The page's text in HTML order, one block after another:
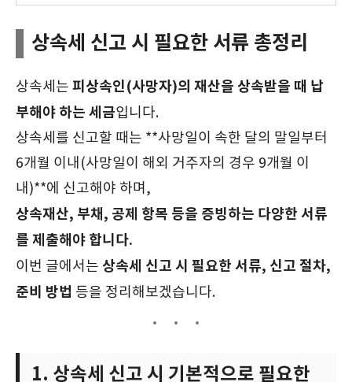
상속세 신고 시 필요한 서류 총정리
상속세는 피상속인(사망자)의 재산을 상속받을 때 납
부해야 하는 세금입니다.
상속세를 신고할 때는 **사망일이 속한 달의 말일부터
6개월 이내(사망일이 해외 거주자의 경우 9개월 이
내)**에 신고해야 하며,
상속재산, 부채, 공제 항목 등을 증빙하는 다양한 서류
를 제출해야 합니다.
이번 글에서는 상속세 신고 시 필요한 서류, 신고 절차,
준비 방법 등을 정리해보겠습니다.
1. 상속세 신고 시 기본적으로 필요한